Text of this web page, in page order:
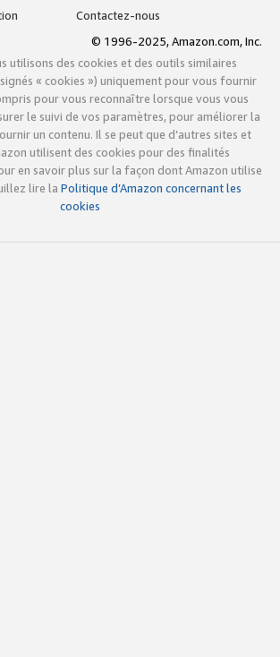
Contactez-nous
© 1996-2025, Amazon.com, Inc.
utilisons des cookies et des outils similaires
« cookies ») uniquement pour vous fournir
pour vous reconnaître lorsque vous vous
le suivi de vos paramètres, pour améliorer la
un contenu. Il se peut que d’autres sites et
utilisent des cookies pour des finalités
en savoir plus sur la façon dont Amazon utilise
lire la Politique d’Amazon concernant les
cookies